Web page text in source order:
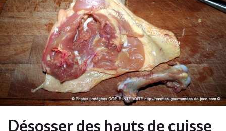
Désosser des hauts de cuisse